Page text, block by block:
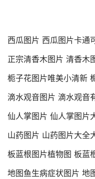
西瓜图片 西瓜图片卡通
正宗清香木图片 清香木
栀子花图片唯美小清新
滴水观音图片 滴水观音
仙人掌图片 仙人掌图片
山药图片 山药图片大全
板蓝根图片植物图 板蓝
地图鱼生病症状图片 地